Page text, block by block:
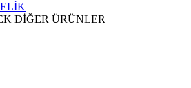
DİĞER ÜRÜNLER